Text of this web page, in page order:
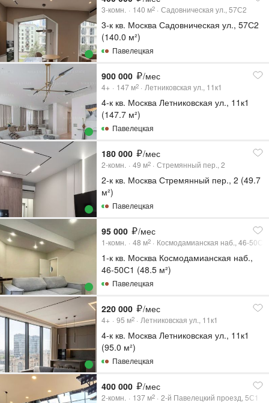
3-комн. 140 м2 Садовническая ул., 57С2
3-к кв. Москва Садовническая ул., 57С2
(140.0 м²)
Павелецкая
900 000 /мес
4+ 147 м2 Летниковская ул., 11к1
4-к кв. Москва Летниковская ул., 11к1
(147.7 м²)
Павелецкая
180 000 /мес
2-комн. 49 м2 Стремянный пер., 2
2-к кв. Москва Стремянный пер., 2 (49.7
м²)
Павелецкая
95 000 /мес
1-комн. 48 м2 Космодамианская наб., 46-50С1
1-к кв. Москва Космодамианская наб.,
46-50С1 (48.5 м²)
Павелецкая
220 000 /мес
4+ 95 м2 Летниковская ул., 11к1
4-к кв. Москва Летниковская ул., 11к1
(95.0 м²)
Павелецкая
400 000 /мес
2-комн. 137 м2 2-й Павелецкий проезд, 5С1